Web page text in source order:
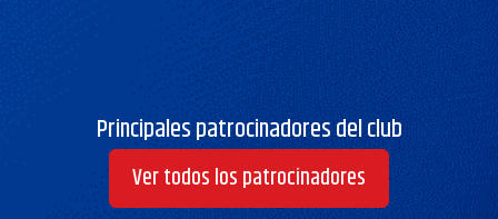
Principales patrocinadores del club
Ver todos los patrocinadores